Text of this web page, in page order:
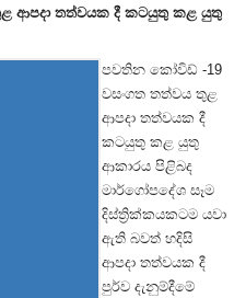
ආපදා තත්වයක දී කටයුතු කළ යුතු
පවතින කෝවිඩ් -19
වසංගත තත්වය තුළ
ආපදා තත්වයක දී
කටයුතු කළ යුතු
ආකාරය පිළිබද
මාර්ගෝපදේශ සෑම
දිස්ත්‍රික්කයකටම යවා
ඇති බවත් හදිසි
ආපදා තත්වයක දී
පුර්ව දැනුම්දීමේ